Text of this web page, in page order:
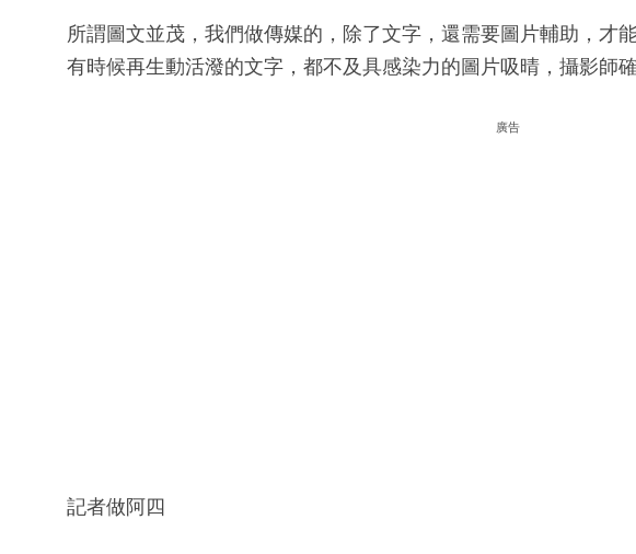
所謂圖文並茂，我們做傳媒的，除了文字，還需要圖片輔助，才
有時候再生動活潑的文字，都不及具感染力的圖片吸晴，攝影師
廣告
記者做阿四